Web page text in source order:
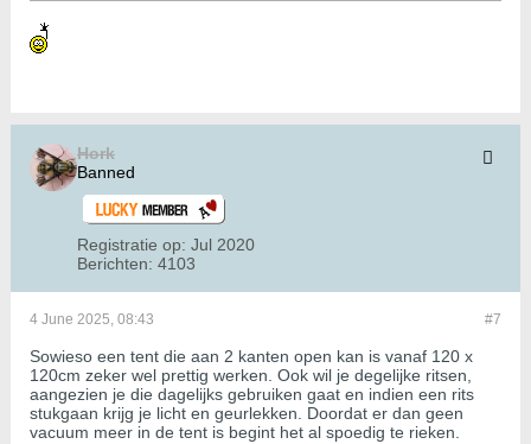
Hork
Banned
Registratie op: Jul 2020
Berichten: 4103
#7
4 June 2025, 08:43
Sowieso een tent die aan 2 kanten open kan is vanaf 120 x
120cm zeker wel prettig werken. Ook wil je degelijke ritsen,
aangezien je die dagelijks gebruiken gaat en indien een rits
stukgaan krijg je licht en geurlekken. Doordat er dan geen
vacuum meer in de tent is begint het al spoedig te rieken.